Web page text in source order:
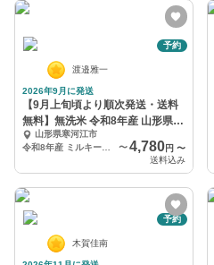
予約
渡邉雅一
2026年9月に発送
【9月上旬頃より順次発送・送料
無料】無洗米 令和8年産 山形県産
ミルキークイーン
山形県寒河江市
〜 4,780円 〜
送料込み
予約
木賀佳南